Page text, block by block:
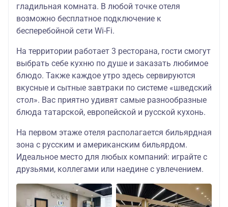
«Кристалл» 3*
(стандартный
номер
TWIN/DBL)
10.06.2026
18.06.2026-
« IT Парк » 3*
(стандартный
(возможен
полуцокольный
этаж)
30.04.26
10.06.2026
18.06.2026-
30.09.2026
30570 13370/
«Биляр Палас
отель» 4*
(стандартный
номер
TWIN/DBL)
30.04.26
14.05.2026-
10.06.2026
18.06.2026-
30.09.2026
31370 13370/
гладильная комната. В любой точке отеля
возможно бесплатное подключение к
бесперебойной сети Wi-Fi.
На территории работает 3 ресторана, гости смогут
выбрать себе кухню по душе и заказать любимое
блюдо. Также каждое утро здесь сервируются
вкусные и сытные завтраки по системе «шведский
стол». Вас приятно удивят самые разнообразные
блюда татарской, европейской и русской кухонь.
На первом этаже отеля располагается бильярдная
зона с русским и американским бильярдом.
Идеальное место для любых компаний: играйте с
друзьями, коллегами или наедине с увлечением.